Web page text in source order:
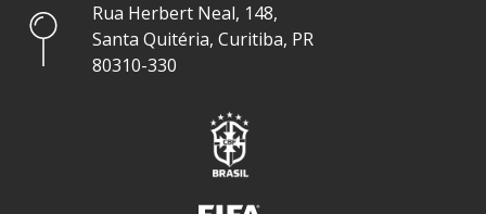
Rua Herbert Neal, 148,
Santa Quitéria, Curitiba, PR
80310-330